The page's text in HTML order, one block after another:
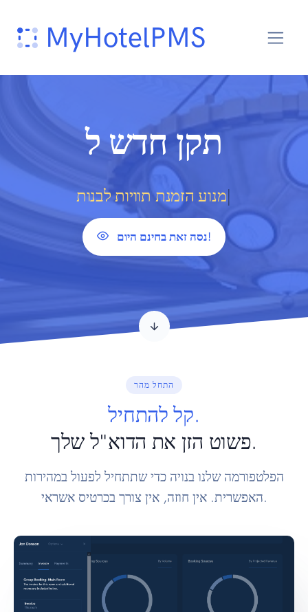
MyHotelPMS
תקן חדש ל
מנוע הזמנת תוויות|
נסה זאת בחינם היום!
התחל מהר
קל להתחיל.
פשוט הזן את הדוא"ל שלך.
הפלטפורמה שלנו בנויה כדי שתתחיל לפעול במהירות
האפשרית. אין חוזה, אין צורך בכרטיס אשראי.